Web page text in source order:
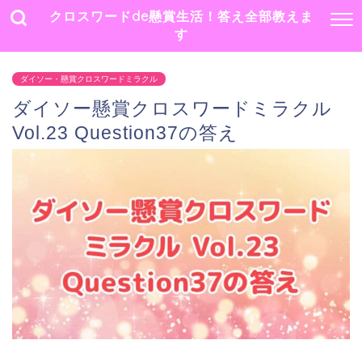
クロスワードde懸賞生活！答え全部教えま
す
ダイソー・懸賞クロスワードミラクル
ダイソー懸賞クロスワードミラクル
Vol.23 Question37の答え